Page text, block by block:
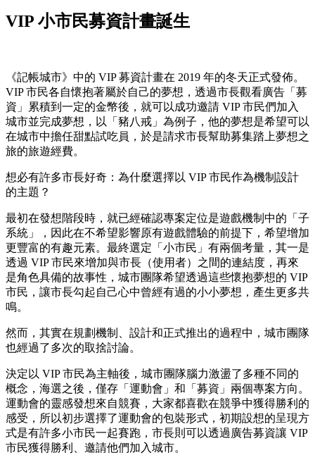
VIP 小市民募資計畫誕生
《記帳城市》中的 VIP 募資計畫在 2019 年的冬天正式發佈。
VIP 市民各自懷抱著屬於自己的夢想，透過市長觀看廣告「募
資」累積到一定的金幣後，就可以成功邀請 VIP 市民們加入
城市並完成夢想，以「豬八戒」為例子，他的夢想是希望可以
在城市中擔任甜點試吃員，於是請求市長幫助募集踏上夢想之
旅的旅遊經費。
想必有許多市長好奇：為什麼選擇以 VIP 市民作為機制設計
的主題？
最初在發想階段時，就已經確認專案定位是遊戲機制中的「子
系統」，因此在不希望影響原有遊戲體驗的前提下，希望增加
更豐富的有趣元素。最終選定「小市民」有兩個考量，其一是
透過 VIP 市民來增加與市長（使用者）之間的連結度，再來
是角色具備的故事性，城市團隊希望透過這些懷抱夢想的 VIP
市民，讓市長勾起自己心中曾經有過的小小夢想，產生更多共
鳴。
然而，其實在規劃機制、設計和正式推出的過程中，城市團隊
也經過了多次的取捨討論。
決定以 VIP 市民為主軸後，城市團隊腦力激盪了多種不同的
概念，海選之後，僅存「運動會」和「募資」兩個專案方向。
運動會的靈感發想來自競賽，大家都喜歡在競爭中獲得勝利的
感受，所以初步選擇了運動會的包裝形式，初期設想的呈現方
式是有許多小市民一起賽跑，市長則可以透過廣告募資讓 VIP
市民獲得勝利、邀請他們加入城市。